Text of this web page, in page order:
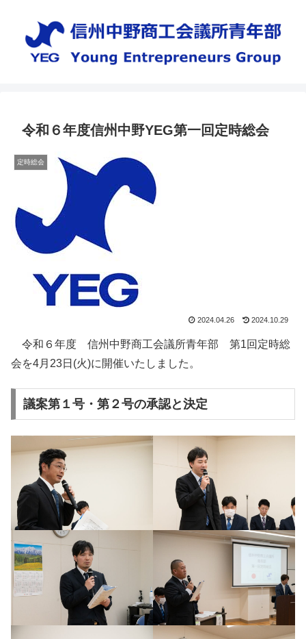
令和６年度信州中野YEG第一回定時総会
定時総会
2024.04.26 2024.10.29
令和６年度 信州中野商工会議所青年部 第1回定時総
会を4月23日(火)に開催いたしました。
議案第１号・第２号の承認と決定